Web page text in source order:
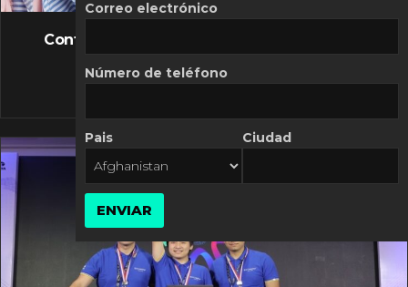
FLASH NEWS
Controversia de Mercado Libre por costos
10 MARZO, 2026
Correo electrónico
Número de teléfono
Pais Ciudad
ENVIAR